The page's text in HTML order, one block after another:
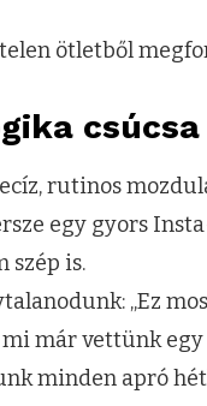
ötletből
csúcsa
rutinos
egy gyors
szép is.
„Ez
mi már vettünk
minden apró